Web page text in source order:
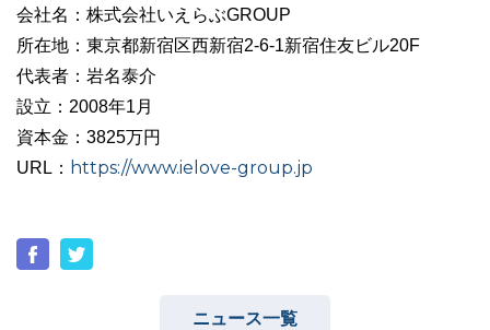
会社名：株式会社いえらぶGROUP
所在地：東京都新宿区西新宿2-6-1新宿住友ビル20F
代表者：岩名泰介
設立：2008年1月
資本金：3825万円
URL： https://www.ielove-group.jp
ニュース一覧